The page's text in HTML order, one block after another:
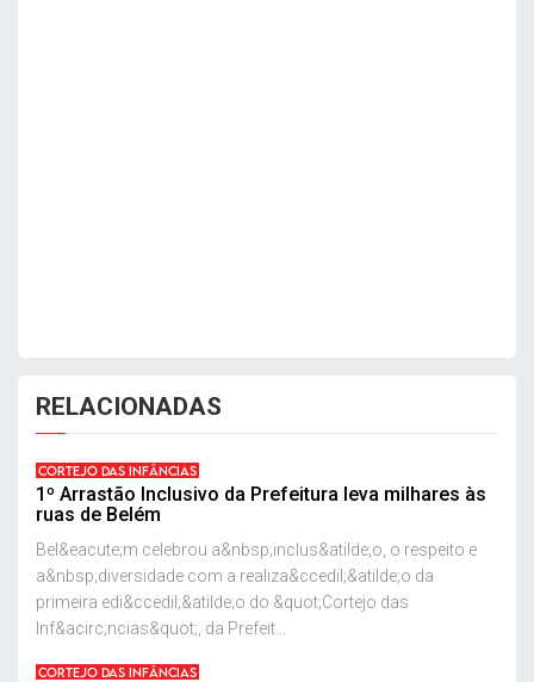
RELACIONADAS
CORTEJO DAS INFÂNCIAS
1º Arrastão Inclusivo da Prefeitura leva milhares às
ruas de Belém
Bel&eacute;m celebrou a&nbsp;inclus&atilde;o, o respeito e
a&nbsp;diversidade com a realiza&ccedil;&atilde;o da
primeira edi&ccedil;&atilde;o do &quot;Cortejo das
Inf&acirc;ncias&quot;, da Prefeit...
CORTEJO DAS INFÂNCIAS